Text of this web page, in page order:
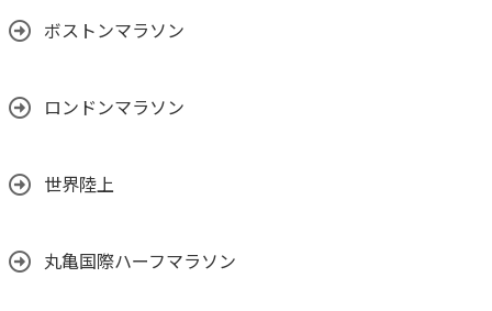
ボストンマラソン
ロンドンマラソン
世界陸上
丸亀国際ハーフマラソン